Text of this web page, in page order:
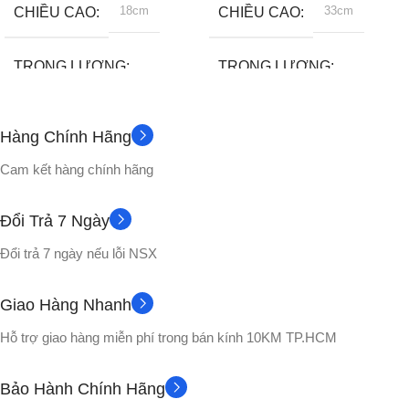
CHIỀU CAO
18cm
TRỌNG LƯỢNG
PHỤ KIỆN Không
CHẤT LIỆU
Nhựa PVC cao cấp
VỎ HỘP No box
CHIỀU CAO
33cm
TRỌNG LƯỢNG
Hàng Chính Hãng
Cam kết hàng chính hãng
Đổi Trả 7 Ngày
Đổi trả 7 ngày nếu lỗi NSX
Giao Hàng Nhanh
Hỗ trợ giao hàng miễn phí trong bán kính 10KM TP.HCM
Bảo Hành Chính Hãng